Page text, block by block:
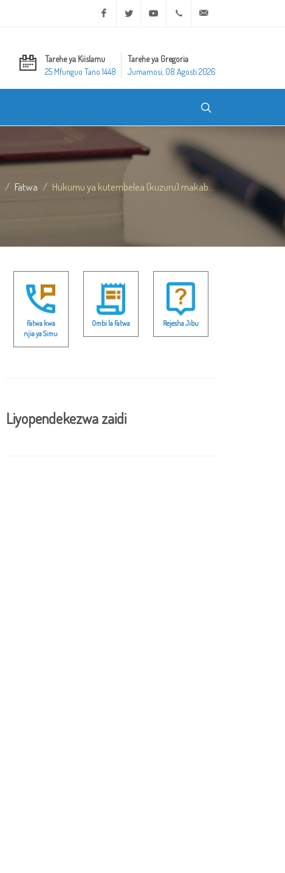
Facebook Twitter Youtube +20 2 25970400
Tarehe ya Kiislamu
25 Mfunguo Tano 1448
Tarehe ya Gregoria
Jumamosi, 08 Agosti 2026
Fatwa Hukumu ya kutembelea (kuzuru) makab...
Fatwa kwa
njia ya Simu
Ombi la Fatwa Rejesha Jibu
Liyopendekezwa zaidi